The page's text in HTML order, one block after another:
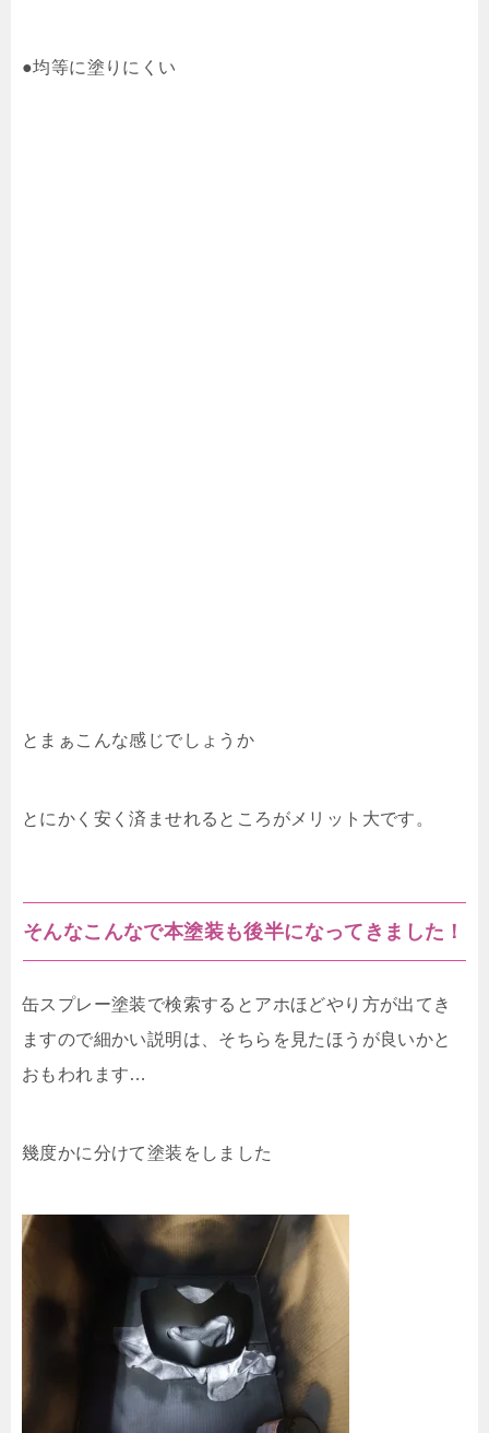
●均等に塗りにくい
とまぁこんな感じでしょうか
とにかく安く済ませれるところがメリット大です。
そんなこんなで本塗装も後半になってきました！
缶スプレー塗装で検索するとアホほどやり方が出てき
ますので細かい説明は、そちらを見たほうが良いかと
おもわれます…
幾度かに分けて塗装をしました